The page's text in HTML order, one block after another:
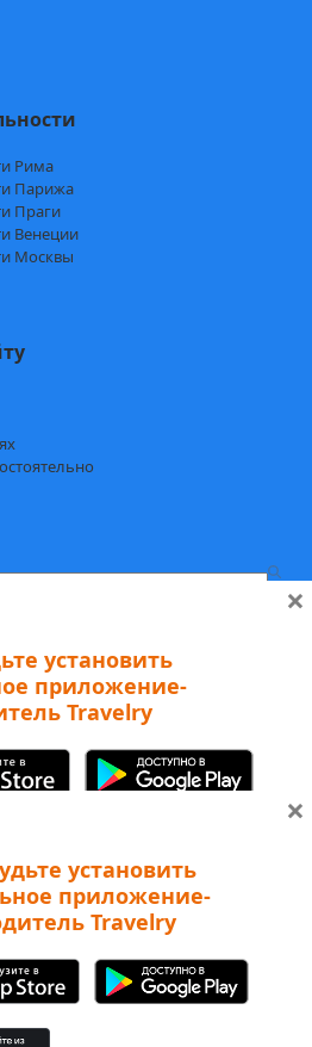
Рима
Парижа
Праги
Венеции
Москвы
или на welcome@mytravelry.com
Travelry — с нами
и саморазвитии
установить
приложение-
Travelry
аудиоэкскурсии
Изучайте Рим с
×
установить
приложение-
Travelry
×